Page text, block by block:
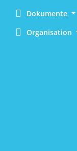
Dokumente
Organisation